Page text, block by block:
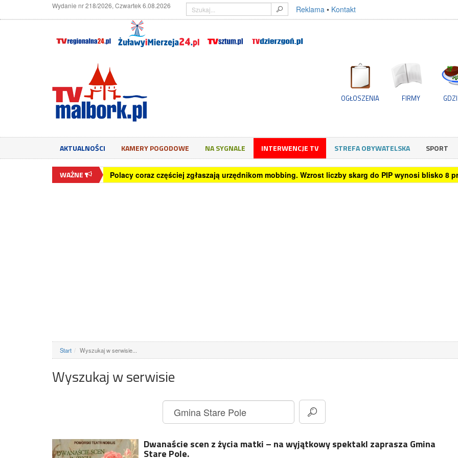
Wydanie nr 218/2026, Czwartek 6.08.2026 Reklama • Kontakt
OGŁOSZENIA FIRMY
AKTUALNOŚCI KAMERY POGODOWE NA SYGNALE INTERWENCJE TV STREFA OBYWATELSKA SPORT
WAŻNE 65,5 proc. młodych Polaków wykorzystuje sztuczną inteligencję przy podejmowaniu decyzji
Start Wyszukaj w serwisie...
Wyszukaj w serwisie
Dwanaście scen z życia matki – na wyjątkowy spektakl zaprasza Gmina
Stare Pole.